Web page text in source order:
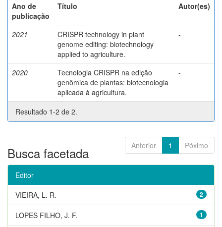
Ano de
publicação
Título Autor(es)
2021
CRISPR technology in plant
genome editing: biotechnology
applied to agriculture.
-
2020
Tecnologia CRISPR na edição
genômica de plantas: biotecnologia
aplicada à agricultura.
-
Resultado 1-2 de 2.
Anterior 1 Póximo
Busca facetada
Editor
2
VIEIRA, L. R.
1
LOPES FILHO, J. F.